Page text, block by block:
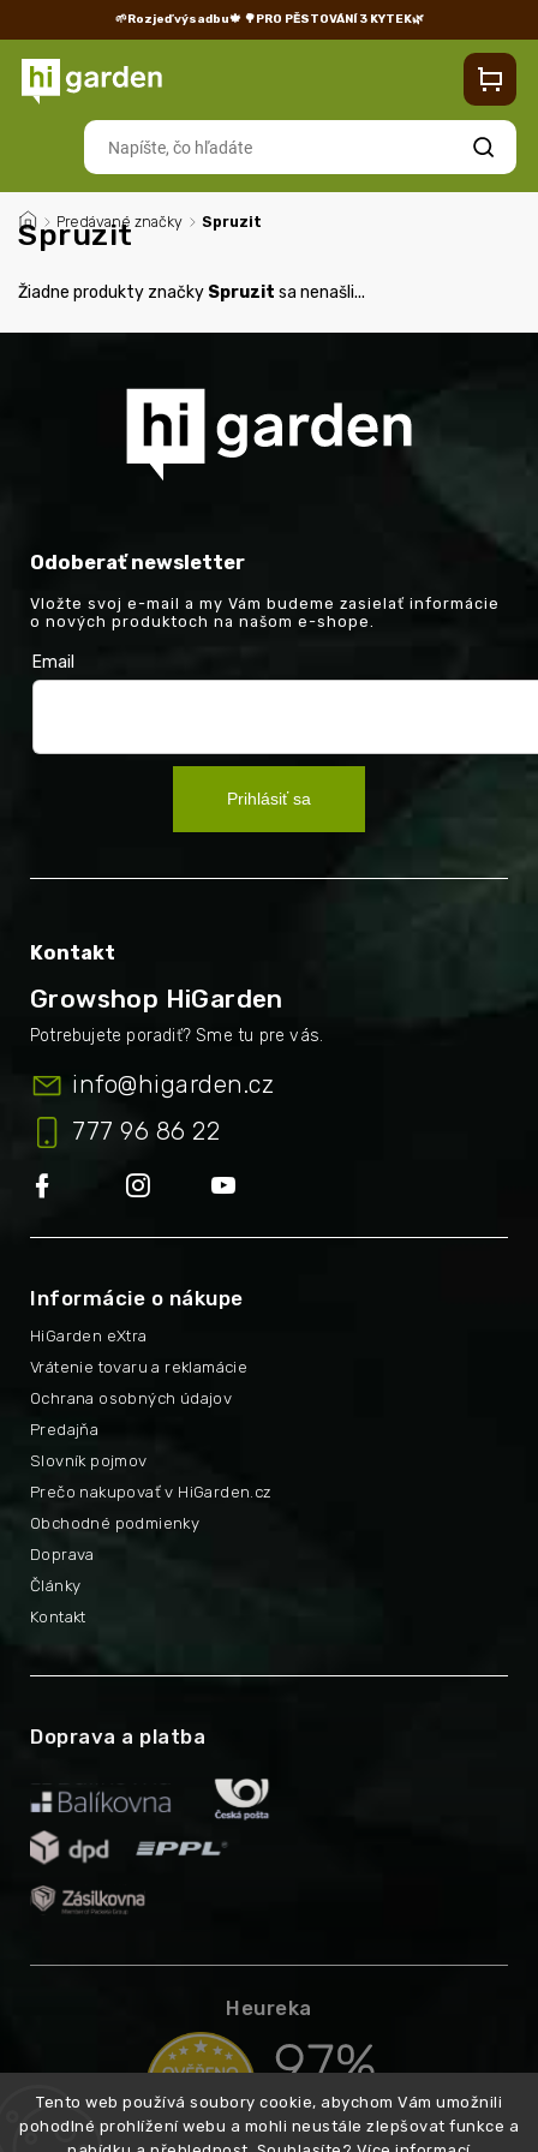
Tento web používá soubory cookie, abychom Vám umožnili
pohodlné prohlížení webu a mohli neustále zlepšovat funkce a
🌱Rozjeď výsadbu🍁 🌳PRO PĚSTOVÁNÍ 3 KYTEK🌿
Vrátenie/reklamácia
Hľadať
/ Predávané značky / Spruzit
Spruzit
Žiadne produkty značky Spruzit sa nenašli...
Odoberať newsletter
Vložte svoj e-mail a my Vám budeme zasielať informácie
o nových produktoch na našom e-shope.
Email
Prihlásiť sa
Kontakt
Growshop HiGarden
info@higarden.cz
777 96 86 22
Informácie o nákupe
HiGarden eXtra
Prečo nakupovať v HiGarden.cz
Vrátenie tovaru a reklamácie
Obchodné podmienky
Ochrana osobných údajov
Doprava
Predajňa
Články
Slovník pojmov
Kontakt
Doprava a platba
Heureka